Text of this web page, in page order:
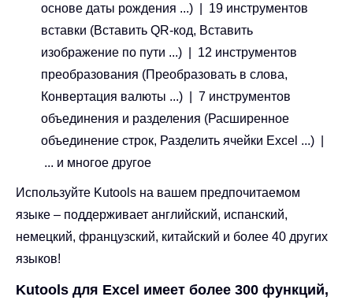
основе даты рождения ...) | 19 инструментов
вставки (Вставить QR-код, Вставить
изображение по пути ...) | 12 инструментов
преобразования (Преобразовать в слова,
Конвертация валюты ...) | 7 инструментов
объединения и разделения (Расширенное
объединение строк, Разделить ячейки Excel ...) |
... и многое другое
Используйте Kutools на вашем предпочитаемом
языке – поддерживает английский, испанский,
немецкий, французский, китайский и более 40 других
языков!
Kutools для Excel имеет более 300 функций,